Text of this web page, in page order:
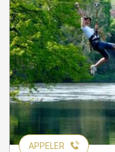
APPELER